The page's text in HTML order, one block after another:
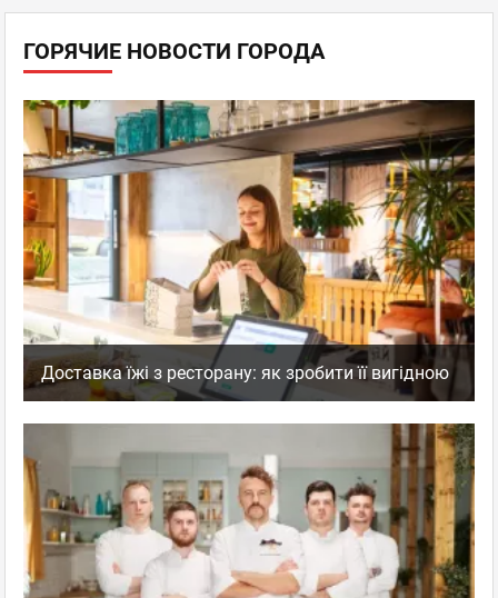
ГОРЯЧИЕ НОВОСТИ ГОРОДА
Доставка їжі з ресторану: як зробити її вигідною